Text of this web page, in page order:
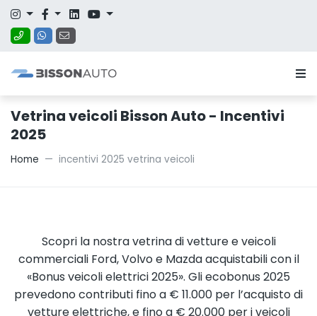
Vetrina veicoli Bisson Auto - Incentivi
2025
Home incentivi 2025 vetrina veicoli
Scopri la nostra vetrina di vetture e veicoli
commerciali Ford, Volvo e Mazda acquistabili con il
«Bonus veicoli elettrici 2025». Gli ecobonus 2025
prevedono contributi fino a € 11.000 per l’acquisto di
vetture elettriche, e fino a € 20.000 per i veicoli